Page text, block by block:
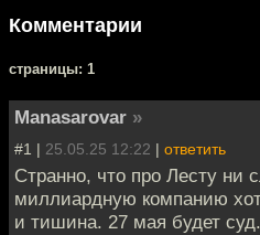
Комментарии
cтраницы: 1
Manasarovar »
#1 | 25.05.25 12:22 | ответить
Странно, что про Лесту ни
миллиардную компанию
и тишина. 27 мая будет суд.